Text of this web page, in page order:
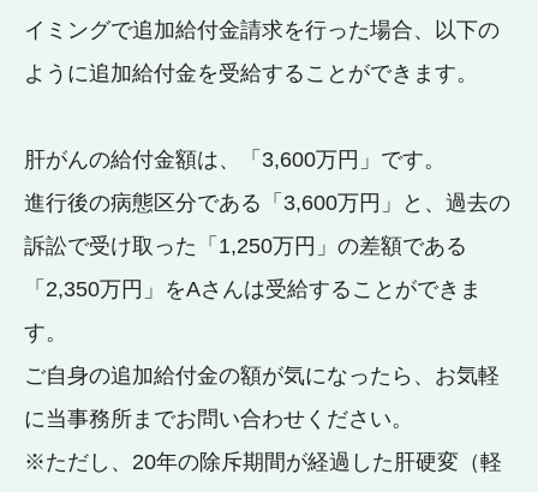
イミングで追加給付金請求を行った場合、以下の
ように追加給付金を受給することができます。
肝がんの給付金額は、「3,600万円」です。
進行後の病態区分である「3,600万円」と、過去の
訴訟で受け取った「1,250万円」の差額である
「2,350万円」をAさんは受給することができま
す。
ご自身の追加給付金の額が気になったら、お気軽
に当事務所までお問い合わせください。
※ただし、20年の除斥期間が経過した肝硬変（軽